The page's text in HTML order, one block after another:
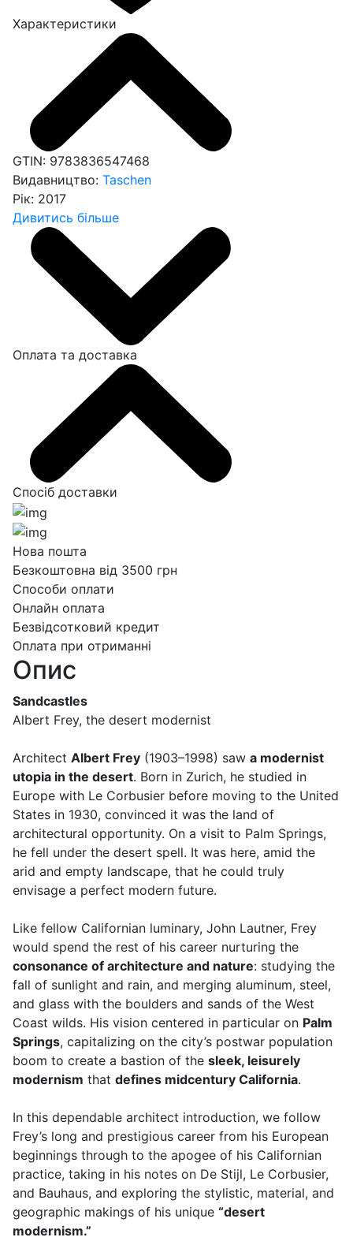
Характеристики
GTIN: 9783836547468
Видавництво: Taschen
Рік: 2017
Дивитись більше
Оплата та доставка
Спосіб доставки
Нова пошта
Безкоштовна від 3500 грн
Способи оплати
Онлайн оплата
Безвідсотковий кредит
Оплата при отриманні
Опис
Sandcastles
Albert Frey, the desert modernist
Architect Albert Frey (1903–1998) saw a modernist
utopia in the desert. Born in Zurich, he studied in
Europe with Le Corbusier before moving to the United
States in 1930, convinced it was the land of
architectural opportunity. On a visit to Palm Springs,
he fell under the desert spell. It was here, amid the
arid and empty landscape, that he could truly
envisage a perfect modern future.
Like fellow Californian luminary, John Lautner, Frey
would spend the rest of his career nurturing the
consonance of architecture and nature: studying the
fall of sunlight and rain, and merging aluminum, steel,
and glass with the boulders and sands of the West
Coast wilds. His vision centered in particular on Palm
Springs, capitalizing on the city’s postwar population
boom to create a bastion of the sleek, leisurely
modernism that defines midcentury California.
In this dependable architect introduction, we follow
Frey’s long and prestigious career from his European
beginnings through to the apogee of his Californian
practice, taking in his notes on De Stijl, Le Corbusier,
and Bauhaus, and exploring the stylistic, material, and
geographic makings of his unique “desert
modernism.”